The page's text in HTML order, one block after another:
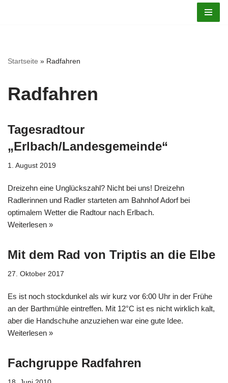
Startseite » Radfahren
Radfahren
Tagesradtour
„Erlbach/Landesgemeinde“
1. August 2019
Dreizehn eine Unglückszahl? Nicht bei uns! Dreizehn
Radlerinnen und Radler starteten am Bahnhof Adorf bei
optimalem Wetter die Radtour nach Erlbach.
Weiterlesen »
Mit dem Rad von Triptis an die Elbe
27. Oktober 2017
Es ist noch stockdunkel als wir kurz vor 6:00 Uhr in der Frühe
an der Barthmühle eintreffen. Mit 12°C ist es nicht wirklich kalt,
aber die Handschuhe anzuziehen war eine gute Idee.
Weiterlesen »
Fachgruppe Radfahren